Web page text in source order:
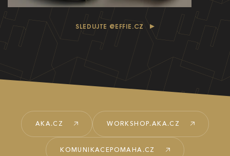
Ročník 2018
SLEDUJTE @EFFIE.CZ
AKA.CZ WORKSHOP.AKA.CZ
KOMUNIKACEPOMAHA.CZ